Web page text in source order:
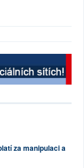
za manipulaci a